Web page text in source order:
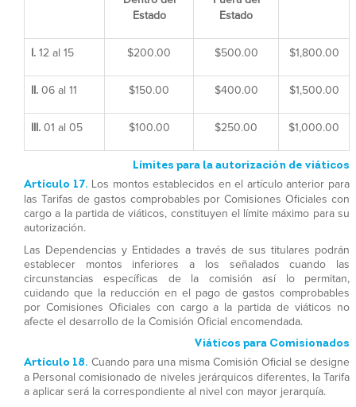
Estado
Estado
I. 12 al 15 $200.00 $500.00 $1,800.00
II. 06 al 11 $150.00 $400.00 $1,500.00
III. 01 al 05 $100.00 $250.00 $1,000.00
Límites para la autorización de viáticos
Artículo 17. Los montos establecidos en el artículo anterior para
las Tarifas de gastos comprobables por Comisiones Oficiales con
cargo a la partida de viáticos, constituyen el límite máximo para su
autorización.
Las Dependencias y Entidades a través de sus titulares podrán
establecer montos inferiores a los señalados cuando las
circunstancias específicas de la comisión así lo permitan,
cuidando que la reducción en el pago de gastos comprobables
por Comisiones Oficiales con cargo a la partida de viáticos no
afecte el desarrollo de la Comisión Oficial encomendada.
Viáticos para Comisionados
Artículo 18. Cuando para una misma Comisión Oficial se designe
a Personal comisionado de niveles jerárquicos diferentes, la Tarifa
a aplicar será la correspondiente al nivel con mayor jerarquía.